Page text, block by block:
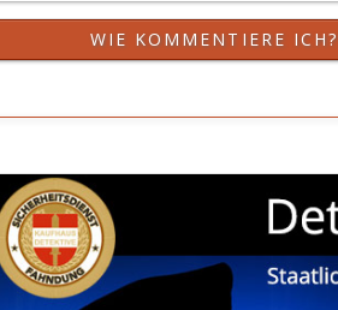
erfahren
hat,
sein
aufgibt
sein
WIE KOMMENTIERE ICH?